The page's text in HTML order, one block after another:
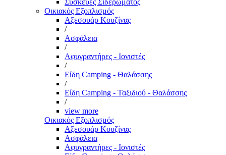
Συσκευές Σιδερώματος
Οικιακός Εξοπλισμός
Αξεσουάρ Κουζίνας
/
Ασφάλεια
/
Αφυγραντήρες - Ιονιστές
/
Είδη Camping - Θαλάσσης
/
Είδη Camping - Ταξιδιού - Θαλάσσης
/
view more
Οικιακός Εξοπλισμός
Αξεσουάρ Κουζίνας
Ασφάλεια
Αφυγραντήρες - Ιονιστές